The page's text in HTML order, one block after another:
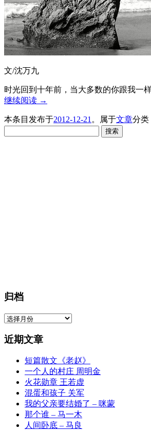
文/沈万九
时光回到十年前，当大多数的你跟我一
继续阅读 →
本条目发布于2012-12-21 。属于文章分类
归档
归
近期文章
短篇散文《老赵》
一个人的村庄 周明金
火花勋章 王若虚
混蛋和孩子 关军
我的父亲要结婚了 – 咪蒙
那个谁 – 马一木
人间卧底 – 马良